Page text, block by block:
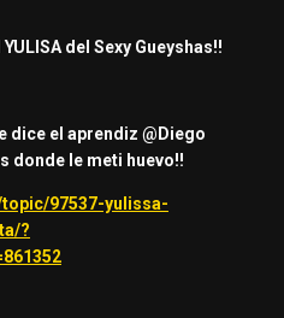
YULISA del Sexy Gueyshas!!
dice el aprendiz @Diego
donde le meti huevo!!
97537-yulissa-
?